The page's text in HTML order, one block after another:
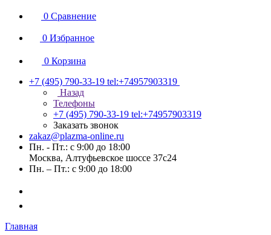
0 Сравнение
0 Избранное
0 Корзина
+7 (495) 790-33-19 tel:+74957903319
Назад
Телефоны
+7 (495) 790-33-19 tel:+74957903319
Заказать звонок
zakaz@plazma-online.ru
Пн. - Пт.: с 9:00 до 18:00
Москва, Алтуфьевское шоссе 37с24
Пн. – Пт.: с 9:00 до 18:00
Главная